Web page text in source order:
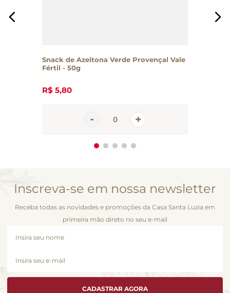
Snack de Azeitona Verde Provençal Vale
Fértil - 50g
R$ 5,80
Inscreva-se em nossa newsletter
Receba todas as novidades e promoções da Casa Santa Luzia em
primeira mão direto no seu e-mail
CADASTRAR AGORA